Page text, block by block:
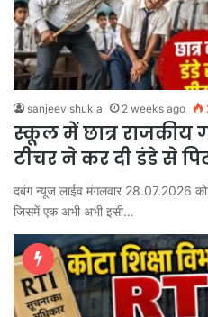
sanjeev shukla 2 weeks ago
स्कूल में छात्र राजकीय
टीचर ने कर दी डंडे से
दबंग न्यूज लाईव मंगलवार 28.07.2026
जिसमें एक अभी अभी इसी…